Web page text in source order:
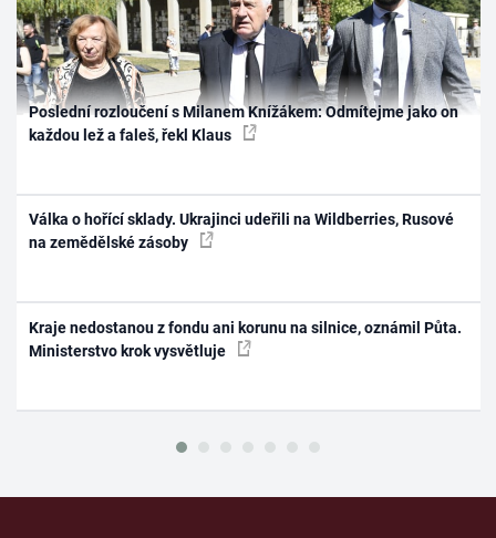
Poslední rozloučení s Milanem Knížákem: Odmítejme jako on
každou lež a faleš, řekl Klaus
Válka o hořící sklady. Ukrajinci udeřili na Wildberries, Rusové
na zemědělské zásoby
Kraje nedostanou z fondu ani korunu na silnice, oznámil Půta.
Ministerstvo krok vysvětluje